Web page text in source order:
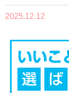
2025.12.12